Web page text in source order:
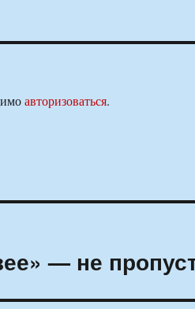
авторизоваться.
— не